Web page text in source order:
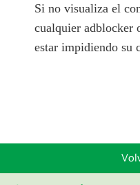
Si no visualiza el
cualquier adblocker
estar impidiendo su